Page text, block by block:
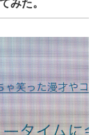
みた。